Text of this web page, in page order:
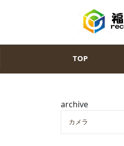
TOP
archive
カメラ